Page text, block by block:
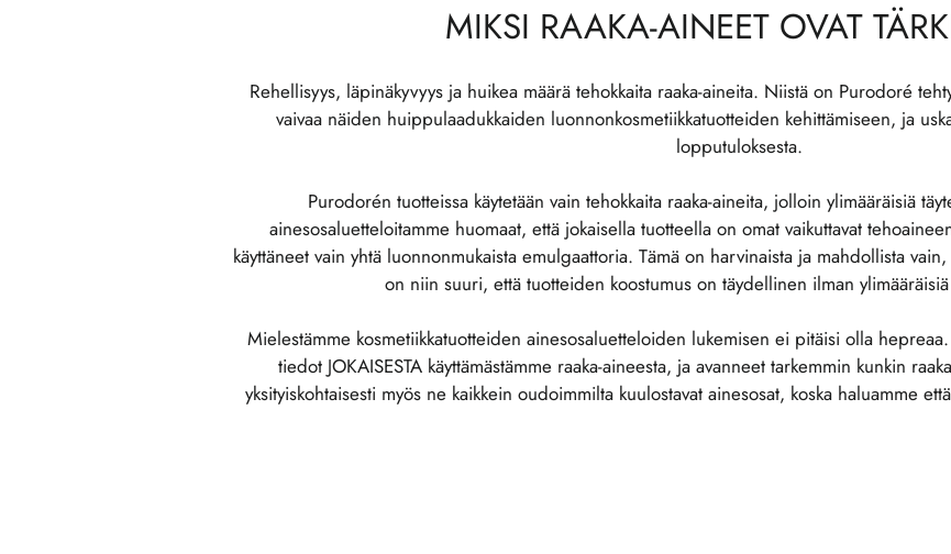
MIKSI RAAKA-AINEET OVAT
Rehellisyys, läpinäkyvyys ja huikea määrä tehokkaita raaka-aineita. Niistä on Purodoré
vaivaa näiden huippulaadukkaiden luonnonkosmetiikkatuotteiden kehittämiseen, ja
lopputuloksesta.
Purodorén tuotteissa käytetään vain tehokkaita raaka-aineita, jolloin ylimääräisiä
ainesosaluetteloitamme huomaat, että jokaisella tuotteella on omat vaikuttavat
käyttäneet vain yhtä luonnonmukaista emulgaattoria. Tämä on harvinaista ja mahdollista
on niin suuri, että tuotteiden koostumus on täydellinen ilman
Mielestämme kosmetiikkatuotteiden ainesosaluetteloiden lukemisen ei pitäisi olla
tiedot JOKAISESTA käyttämästämme raaka-aineesta, ja avanneet tarkemmin kunkin
yksityiskohtaisesti myös ne kaikkein oudoimmilta kuulostavat ainesosat, koska haluamme